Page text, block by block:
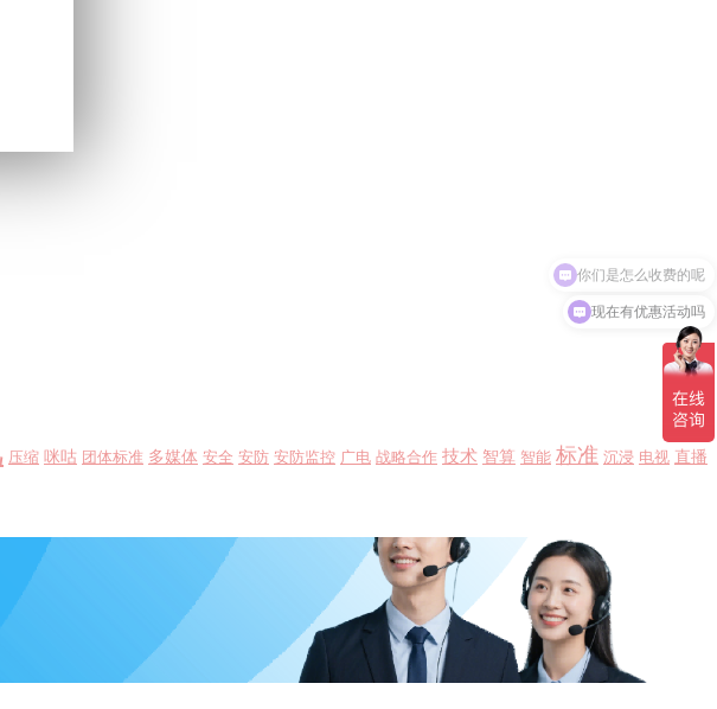
压缩 咪咕 团体标准 多媒体 安全 安防 安防监控 广电 战略合作 技术 智算 智能 标准 沉浸 电视 直播
现在有优惠活动吗